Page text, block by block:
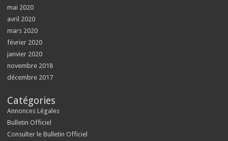
mai 2020
avril 2020
mars 2020
février 2020
janvier 2020
novembre 2018
décembre 2017
Catégories
Annonces Légales
Bulletin Officiel
Consulter le Bulletin Officiel